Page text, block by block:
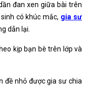
đan xen giữa bài trên
có khúc mắc, gia sư
dẫn lại.
kịp bạn bè trên lớp và
đề nhỏ được gia sư chia